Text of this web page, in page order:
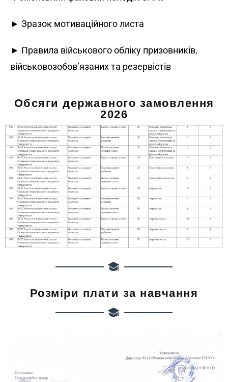
► Зразок мотиваційного листа
► Правила військового обліку призовників,
військовозобов’язаних та резервістів
Обсяги державного замовлення
2026
Розміри плати за навчання